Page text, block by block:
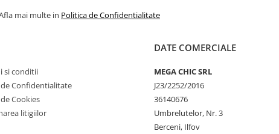
mai multe in Politica de Confidentialitate
si conditii
Confidentialitate
Cookies
litigiilor
DATE COMERCIALE
MEGA CHIC SRL
J23/2252/2016
36140676
Umbrelutelor, Nr. 3
Berceni, Ilfov